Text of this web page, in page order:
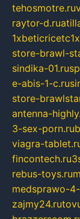
tehosmotre.ru
raytor-d.ru
store-brawl-
sindika-01.ru
e-abis-1-c.ru
store-
antenna-
3-sex-porn.ru
viagra-
fincontech.ru
rebus-toys.ru
medsprawo-
zajmy24.ru